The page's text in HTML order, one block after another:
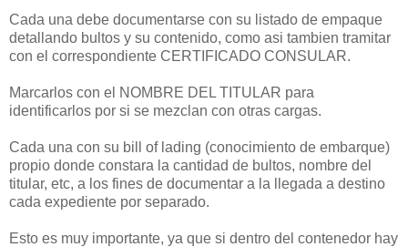
Cada una debe documentarse con su listado de empaque
detallando bultos y su contenido, como asi tambien tramitar
con el correspondiente CERTIFICADO CONSULAR.
Marcarlos con el NOMBRE DEL TITULAR para
identificarlos por si se mezclan con otras cargas.
Cada una con su bill of lading (conocimiento de embarque)
propio donde constara la cantidad de bultos, nombre del
titular, etc, a los fines de documentar a la llegada a destino
cada expediente por separado.
Esto es muy importante, ya que si dentro del contenedor hay